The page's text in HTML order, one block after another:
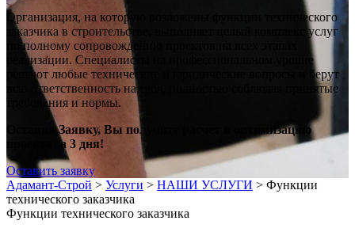
Организация, на которую возложены функции технического
заказчика в строительстве, выполняет целый комплекс услуг
по полному сопровождению проектов на всех этапах
реализации. Специалисты на профессиональном уровне
решают любые технические и юридические вопросы и берут
всю ответственность на себя, полностью соблюдая принятые
требования и нормы.
Оставив Заявку, Вы получите расчет и оптимизацию
проекта за 3 дня!
Оставить заявку
Адамант-Строй > Услуги > НАШИ УСЛУГИ > Функции
технического заказчика
Функции технического заказчика